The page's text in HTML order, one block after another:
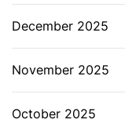
December 2025
November 2025
October 2025